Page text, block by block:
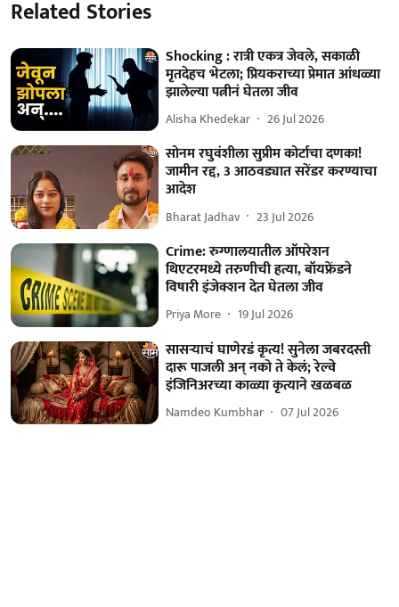
Related Stories
Shocking : रात्री एकत्र जेवले, सकाळी
मृतदेहच भेटला; प्रियकराच्या प्रेमात आंधळ्या
झालेल्या पत्नीनं घेतला जीव
Alisha Khedekar 26 Jul 2026
सोनम रघुवंशीला सुप्रीम कोर्टाचा दणका!
जामीन रद्द, 3 आठवड्यात सरेंडर करण्याचा
आदेश
Bharat Jadhav 23 Jul 2026
Crime: रुग्णालयातील ऑपरेशन
थिएटरमध्ये तरुणीची हत्या, बॉयफ्रेंडने
विषारी इंजेक्शन देत घेतला जीव
Priya More 19 Jul 2026
सासऱ्याचं घाणेरडं कृत्य! सुनेला जबरदस्ती
दारू पाजली अन् नको ते केलं; रेल्वे
इंजिनिअरच्या काळ्या कृत्याने खळबळ
Namdeo Kumbhar 07 Jul 2026